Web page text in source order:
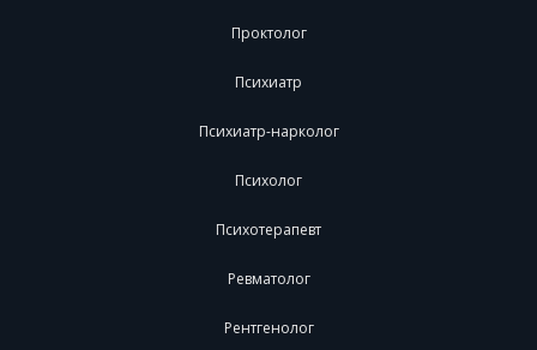
Проктолог
Психиатр
Психиатр-нарколог
Психолог
Психотерапевт
Ревматолог
Рентгенолог